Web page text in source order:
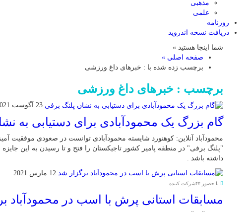
مذهبی
علمی
روزنامه
دریافت نسخه اندروید
شما اینجا هستید »
صفحه اصلی »
برچسب زده شده با : خبرهای داغ ورزشی
برچسب : خبرهای داغ ورزشی
23 آگوست 2021
گام بزرگ یک محمودآبادی برای دستیابی به
"پلنگ برفی" در منطقه پامیر کشور تاجیکستان را فتح و تا رسیدن به این
داشته باشد .
12 مارس 2021
با حضور ۴۴شرکت کننده
مسابقات استانی پرش با اسب در محمودآباد